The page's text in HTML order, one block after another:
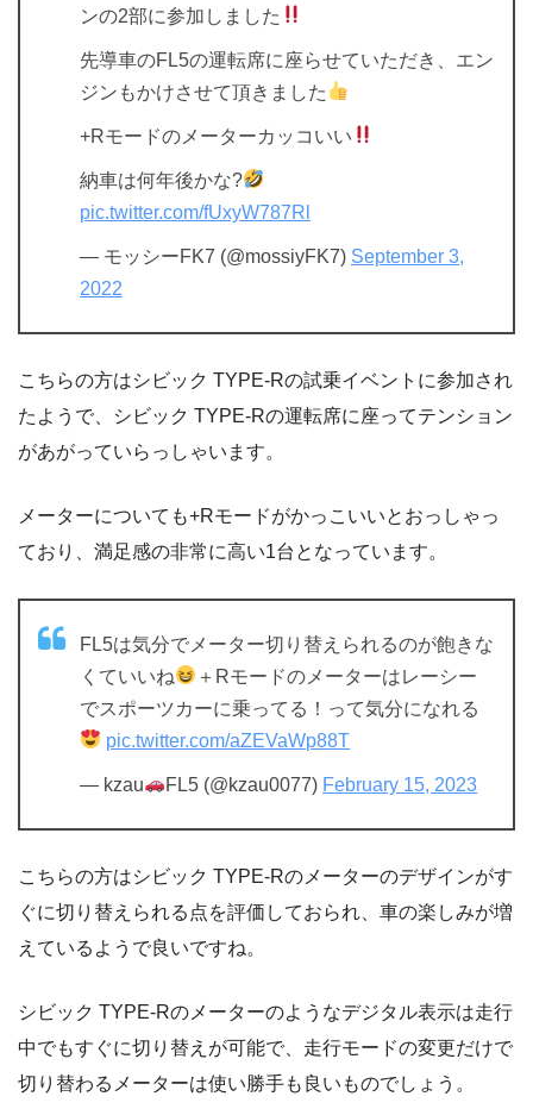
ンの2部に参加しました
先導車のFL5の運転席に座らせていただき、エン
ジンもかけさせて頂きました
+Rモードのメーターカッコいい
納車は何年後かな?
pic.twitter.com/fUxyW787Rl
— モッシーFK7 (@mossiyFK7) September 3,
2022
こちらの方はシビック TYPE-Rの試乗イベントに参加され
たようで、シビック TYPE-Rの運転席に座ってテンション
があがっていらっしゃいます。
メーターについても+Rモードがかっこいいとおっしゃっ
ており、満足感の非常に高い1台となっています。
FL5は気分でメーター切り替えられるのが飽きな
くていいね
＋Rモードのメーターはレーシー
でスポーツカーに乗ってる！って気分になれる
pic.twitter.com/aZEVaWp88T
— kzau FL5 (@kzau0077) February 15, 2023
こちらの方はシビック TYPE-Rのメーターのデザインがす
ぐに切り替えられる点を評価しておられ、車の楽しみが増
えているようで良いですね。
シビック TYPE-Rのメーターのようなデジタル表示は走行
中でもすぐに切り替えが可能で、走行モードの変更だけで
切り替わるメーターは使い勝手も良いものでしょう。